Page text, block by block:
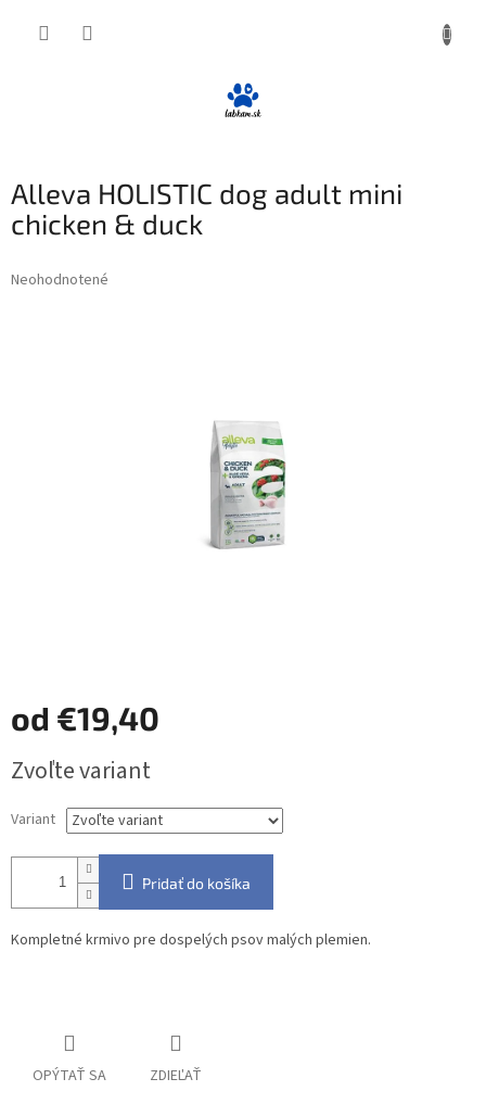
Alleva HOLISTIC dog adult mini
chicken & duck
Priemerné
Neohodnotené
od €19,40
cena:
Zvoľte variant
Variant
Pridať do košíka
Kompletné krmivo pre dospelých psov malých plemien.
OPÝTAŤ SA ZDIEĽAŤ